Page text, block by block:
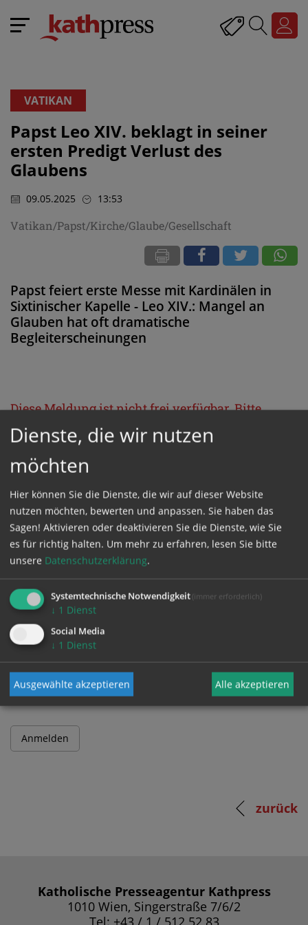
VATIKAN
Papst Leo XIV. beklagt in seiner
ersten Predigt Verlust des
Glaubens
09.05.2025 13:53
Vatikan/Papst/Kirche/Glaube/Gesellschaft
Papst feiert erste Messe mit Kardinälen in
Sixtinischer Kapelle - Leo XIV.: Mangel an
Glauben hat oft dramatische
Begleiterscheinungen
Diese Meldung ist nicht frei verfügbar. Bitte
loggen Sie sich ein, oder bestellen Sie das
Kathpress_online
GESCHÜTZTER BEREICH
Bitte melden Sie sich mit Ihrem Benutzernamen
und Passwort an.
Benutzername
Passwort
zurück
Katholische Presseagentur Kathpress
1010 Wien, Singerstraße 7/6/2
Tel: +43 / 1 / 512 52 83
Dienste, die wir nutzen
möchten
Hier können Sie die Dienste, die wir auf dieser Website
nutzen möchten, bewerten und anpassen. Sie haben das
Sagen! Aktivieren oder deaktivieren Sie die Dienste, wie Sie
es für richtig halten. Um mehr zu erfahren, lesen Sie bitte
unsere Datenschutzerklärung.
Systemtechnische Notwendigkeit (immer erforderlich)
↓ 1 Dienst
Social Media
↓ 1 Dienst
Ausgewählte akzeptieren Alle akzeptieren